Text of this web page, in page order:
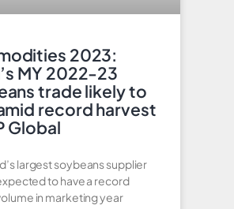
2023:
MY 2022-23
trade likely to
record harvest
Global
largest soybeans supplier
to have a record
in marketing year